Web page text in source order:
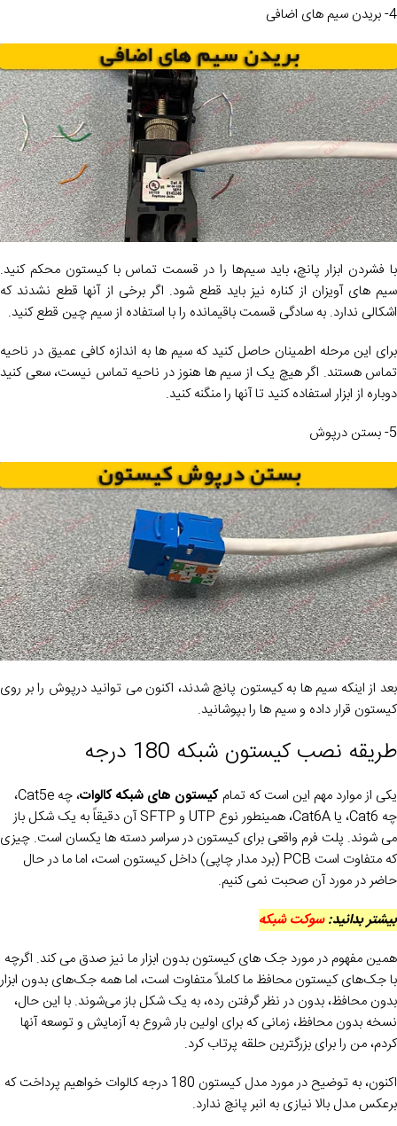
4- بریدن سیم های اضافی
با فشردن ابزار پانچ، باید سیم‌ها را در قسمت تماس با کیستون محکم کنید.
سیم های آویزان از کناره نیز باید قطع شود. اگر برخی از آنها قطع نشدند که
اشکالی ندارد. به سادگی قسمت باقیمانده را با استفاده از سیم چین قطع کنید.
برای این مرحله اطمینان حاصل کنید که سیم ها به اندازه کافی عمیق در ناحیه
تماس هستند. اگر هیچ یک از سیم ها هنوز در ناحیه تماس نیست، سعی کنید
دوباره از ابزار استفاده کنید تا آنها را منگنه کنید.
5- بستن درپوش
بعد از اینکه سیم ها به کیستون پانچ شدند، اکنون می توانید درپوش را بر روی
کیستون قرار داده و سیم ها را بپوشانید.
طریقه نصب کیستون شبکه 180 درجه
یکی از موارد مهم این است که تمامکیستون های شبکه کالوات
، چه Cat5e،
چه Cat6، یا Cat6A، همینطور نوع UTP و SFTP آن دقیقاً به یک شکل باز
می شوند. پلت فرم واقعی برای کیستون در سراسر دسته ها یکسان است. چیزی
که متفاوت است PCB (برد مدار چاپی) داخل کیستون است، اما ما در حال
حاضر در مورد آن صحبت نمی کنیم.
بیشتر بدانید:سوکت شبکه
همین مفهوم در مورد جک های کیستون بدون ابزار ما نیز صدق می کند. اگرچه
با جک‌های کیستون محافظ ما کاملاً متفاوت است، اما همه جک‌های بدون ابزار
بدون محافظ، بدون در نظر گرفتن رده، به یک شکل باز می‌شوند. با این حال،
نسخه بدون محافظ، زمانی که برای اولین بار شروع به آزمایش و توسعه آنها
کردم، من را برای بزرگترین حلقه پرتاب کرد.
اکنون، به توضیح در مورد مدل کیستون 180 درجه کالوات خواهیم پرداخت که
برعکس مدل بالا نیازی به انبر پانچ ندارد.